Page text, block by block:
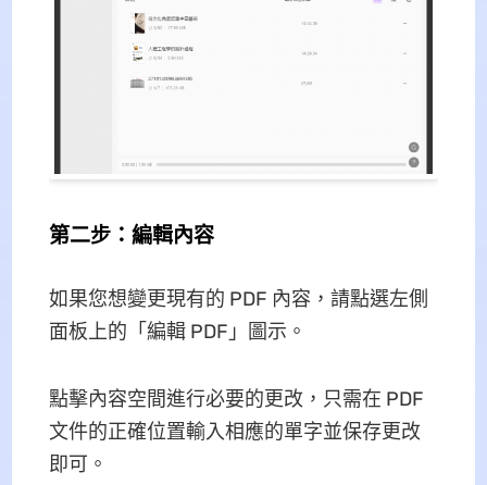
第二步：編輯內容
如果您想變更現有的 PDF 內容，請點選左側
面板上的「編輯 PDF」圖示。
點擊內容空間進行必要的更改，只需在 PDF
文件的正確位置輸入相應的單字並保存更改
即可。